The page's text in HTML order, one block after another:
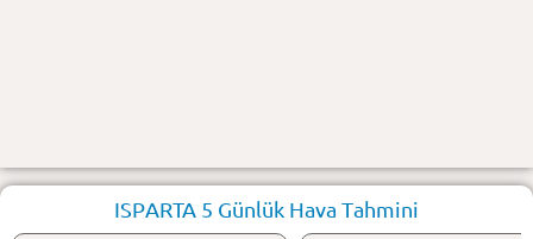
ISPARTA 5 Günlük Hava Tahmini